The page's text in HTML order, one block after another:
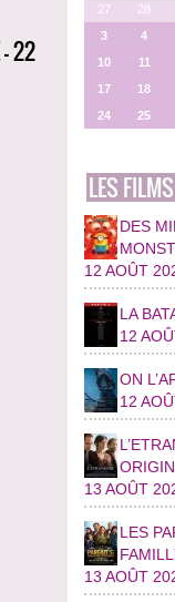
- 22
27
28
3
4
10
11
17
18
24
25
LES
DES
12 AOÛT
LA
12
ON
12
13 AOÛT
LES
13 AOÛT